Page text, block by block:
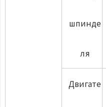
шпинде
ля
Двигате